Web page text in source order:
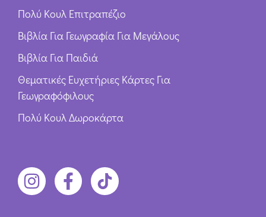
Πολύ Κουλ Επιτραπέζιο
Βιβλία Για Γεωγραφία Για Μεγάλους
Βιβλία Για Παιδιά
Θεματικές Ευχετήριες Κάρτες Για
Γεωγραφόφιλους
Πολύ Κουλ Δωροκάρτα